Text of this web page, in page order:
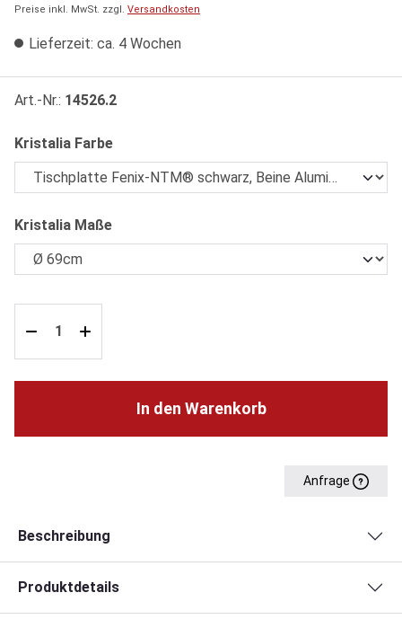
Preise inkl. MwSt. zzgl. Versandkosten
Lieferzeit: ca. 4 Wochen
Art.-Nr.: 14526.2
Kristalia Farbeauswählen
Kristalia Maßeauswählen
In den Warenkorb
Anfrage
Beschreibung
Produktdetails